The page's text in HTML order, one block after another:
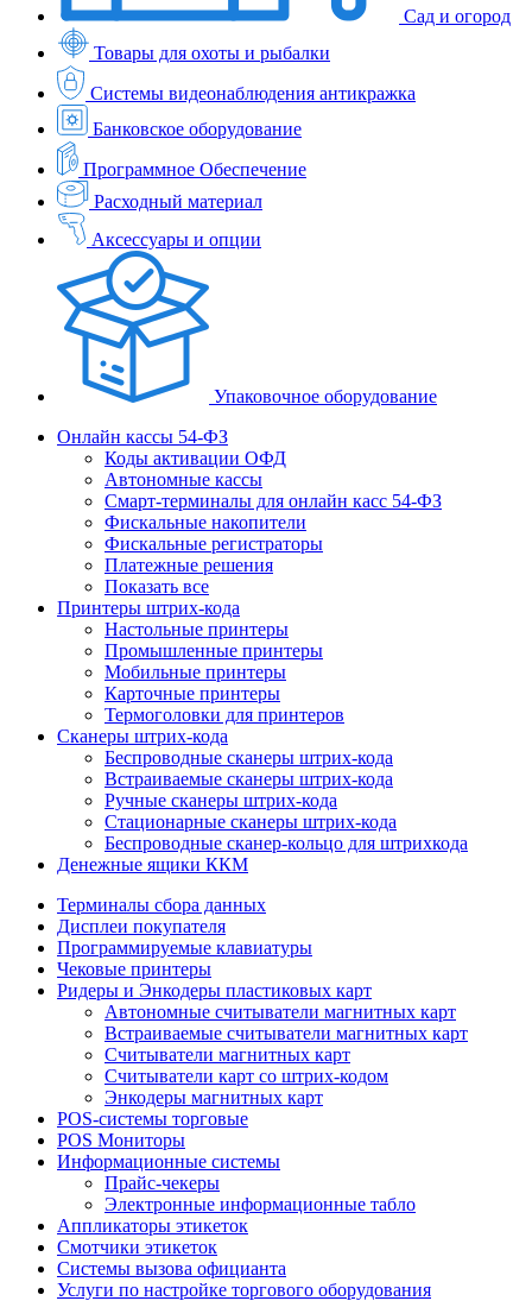
Сад и огород
Товары для охоты и рыбалки
Системы видеонаблюдения антикражка
Банковское оборудование
Программное Обеспечение
Расходный материал
Аксессуары и опции
Упаковочное оборудование
Онлайн кассы 54-ФЗ
Коды активации ОФД
Автономные кассы
Смарт-терминалы для онлайн касс 54-ФЗ
Фискальные накопители
Фискальные регистраторы
Платежные решения
Показать все
Принтеры штрих-кода
Настольные принтеры
Промышленные принтеры
Мобильные принтеры
Карточные принтеры
Термоголовки для принтеров
Сканеры штрих-кода
Беспроводные сканеры штрих-кода
Встраиваемые сканеры штрих-кода
Ручные сканеры штрих-кода
Стационарные сканеры штрих-кода
Беспроводные сканер-кольцо для штрихкода
Денежные ящики ККМ
Терминалы сбора данных
Дисплеи покупателя
Программируемые клавиатуры
Чековые принтеры
Ридеры и Энкодеры пластиковых карт
Автономные считыватели магнитных карт
Встраиваемые считыватели магнитных карт
Считыватели магнитных карт
Считыватели карт со штрих-кодом
Энкодеры магнитных карт
POS-системы торговые
POS Мониторы
Информационные системы
Прайс-чекеры
Электронные информационные табло
Аппликаторы этикеток
Смотчики этикеток
Системы вызова официанта
Услуги по настройке торгового оборудования